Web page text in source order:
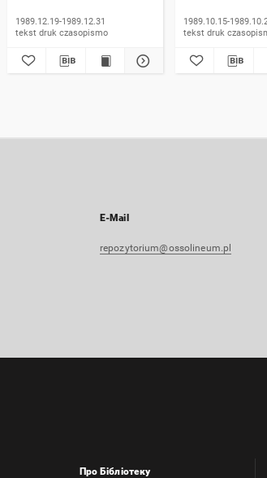
1989.12.19-1989.12.31
tekst druk czasopismo
1989.10.15-
tekst druk
E-Mail
repozytorium@ossolineum.pl
Про Бібліотеку